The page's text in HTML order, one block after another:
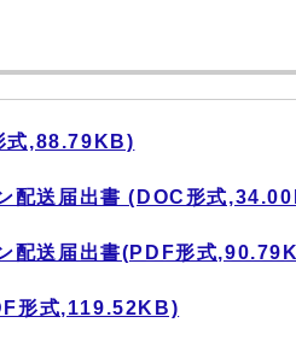
式,88.79KB)
配送届出書 (DOC形式
配送届出書(PDF形式
形式,119.52KB)